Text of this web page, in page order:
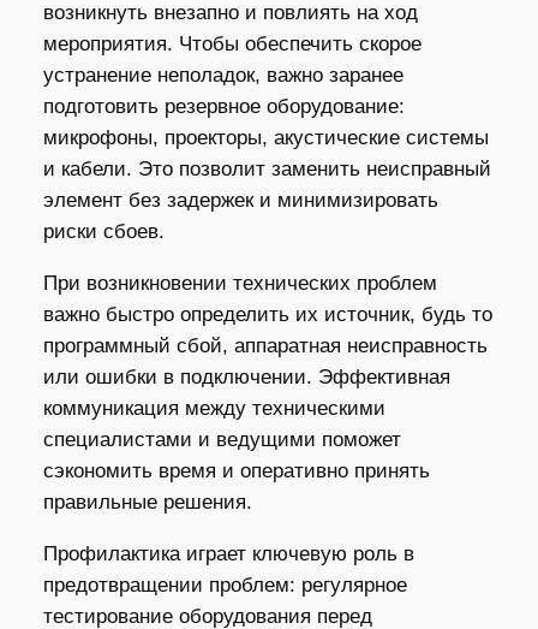
возникнуть внезапно и повлиять на ход
мероприятия. Чтобы обеспечить скорое
устранение неполадок, важно заранее
подготовить резервное оборудование:
микрофоны, проекторы, акустические системы
и кабели. Это позволит заменить неисправный
элемент без задержек и минимизировать
риски сбоев.
При возникновении технических проблем
важно быстро определить их источник, будь то
программный сбой, аппаратная неисправность
или ошибки в подключении. Эффективная
коммуникация между техническими
специалистами и ведущими поможет
сэкономить время и оперативно принять
правильные решения.
Профилактика играет ключевую роль в
предотвращении проблем: регулярное
тестирование оборудования перед